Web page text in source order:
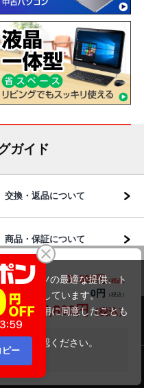
）
37,800円
0円
37,800円
せん
ガイド
交換・返品について
商品・保証について
ンテンツの最適な提供、ト
を使用しています。
の利用に同意したことも
をご確認ください。